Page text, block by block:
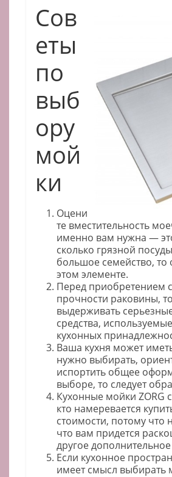
Сов
еты
по
выб
ору
мой
ки
Оцени
те вместительность
именно вам нужна —
сколько грязной
большое семейство, то
этом элементе.
Перед приобретением
прочности раковины,
выдерживать
средства,
кухонных
Ваша кухня может
нужно выбирать,
испортить общее
выборе, то следует
Кухонные мойки ZORG
кто намеревается
стоимости, потому что
что вам придется
другое
Если кухонное
имеет смысл выбирать